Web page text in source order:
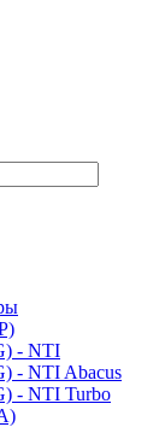
- NTI
- NTI Abacus
- NTI Turbo